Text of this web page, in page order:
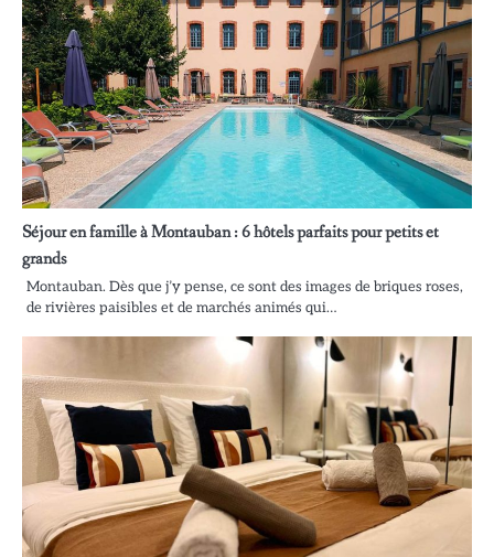
Séjour en famille à Montauban : 6 hôtels parfaits pour petits et
grands
Montauban. Dès que j’y pense, ce sont des images de briques roses,
de rivières paisibles et de marchés animés qui…